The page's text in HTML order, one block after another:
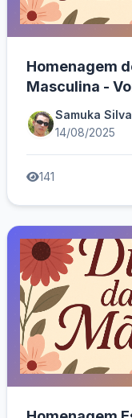
Homenagem
Masculina -
Samuka Silva
14/08/2025
141